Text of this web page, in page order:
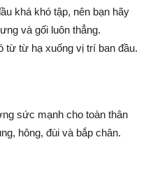
khá khó tập, nên bạn hãy
và gối luôn thẳng.
từ từ hạ xuống vị trí ban đầu.
sức mạnh cho toàn thân
hông, đùi và bắp chân.